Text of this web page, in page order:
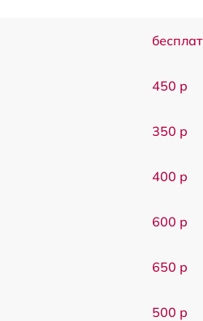
450 р
350 р
400 р
600 р
650 р
500 р